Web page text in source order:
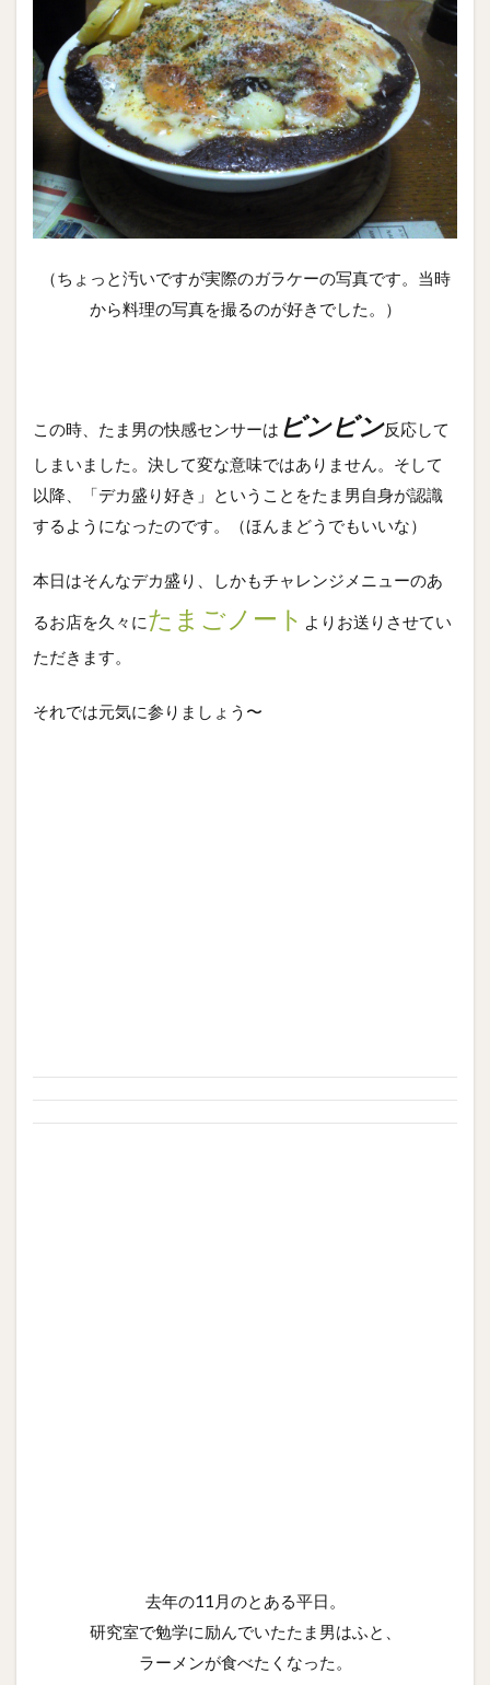
（ちょっと汚いですが実際のガラケーの写真です。当時
から料理の写真を撮るのが好きでした。）
この時、たま男の快感センサーは ビンビン反応して
しまいました。決して変な意味ではありません。そして
以降、「デカ盛り好き」ということをたま男自身が認識
するようになったのです。（ほんまどうでもいいな）
本日はそんなデカ盛り、しかもチャレンジメニューのあ
るお店を久々にたまごノート よりお送りさせてい
ただきます。
それでは元気に参りましょう〜
去年の11月のとある平日。
研究室で勉学に励んでいたたま男はふと、
ラーメンが食べたくなった。